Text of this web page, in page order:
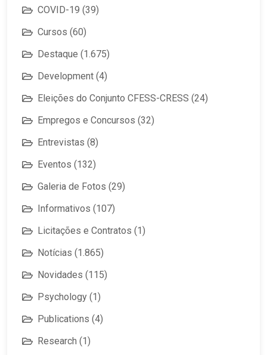
COVID-19 (39)
Cursos (60)
Destaque (1.675)
Development (4)
Eleições do Conjunto CFESS-CRESS (24)
Empregos e Concursos (32)
Entrevistas (8)
Eventos (132)
Galeria de Fotos (29)
Informativos (107)
Licitações e Contratos (1)
Notícias (1.865)
Novidades (115)
Psychology (1)
Publications (4)
Research (1)